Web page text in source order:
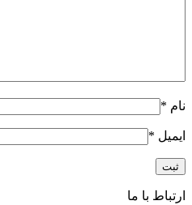
نام *
ایمیل *
ارتباط با ما